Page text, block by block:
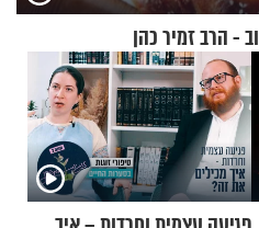
- הרב זמיר כהן